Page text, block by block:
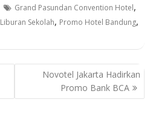
Grand Pasundan Convention Hotel,
Liburan Sekolah, Promo Hotel Bandung,
Novotel Jakarta Hadirkan
Promo Bank BCA